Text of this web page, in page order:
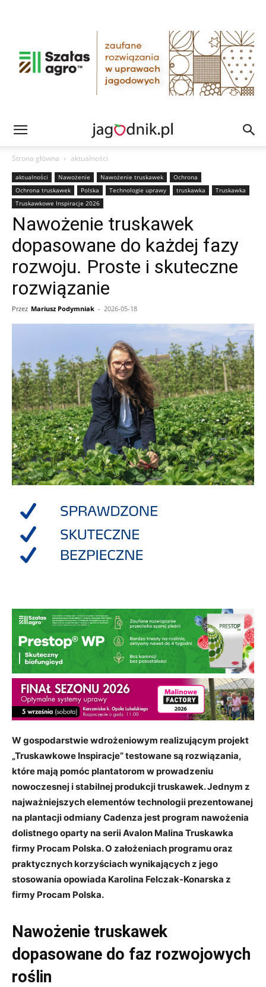
Strona główna aktualności
aktualności Nawożenie Nawożenie truskawek
Ochrona
Ochrona truskawek
Polska Technologie uprawy truskawka
Truskawka
Truskawkowe Inspiracje 2026
Nawożenie truskawek
dopasowane do każdej fazy
rozwoju. Proste i skuteczne
rozwiązanie
Przez Mariusz Podymniak - 2026-05-18
W gospodarstwie wdrożeniowym realizującym projekt
„Truskawkowe Inspiracje” testowane są rozwiązania,
które mają pomóc plantatorom w prowadzeniu
nowoczesnej i stabilnej produkcji truskawek. Jednym z
najważniejszych elementów technologii prezentowanej
na plantacji odmiany Cadenza jest program nawożenia
dolistnego oparty na serii Avalon Malina Truskawka
firmy Procam Polska. O założeniach programu oraz
praktycznych korzyściach wynikających z jego
stosowania opowiada Karolina Felczak-Konarska z
firmy Procam Polska.
Nawożenie truskawek
dopasowane do faz rozwojowych
roślin